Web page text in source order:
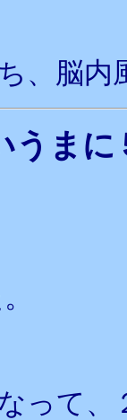
、脳内
うま
って、